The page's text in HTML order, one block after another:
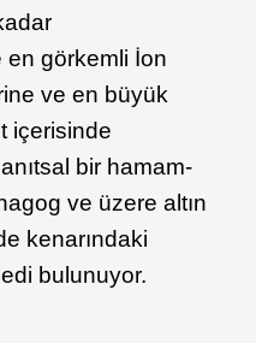
en görkemli İon
ve en büyük
içerisinde
bir hamam-
ve üzere altın
kenarındaki
bulunuyor.